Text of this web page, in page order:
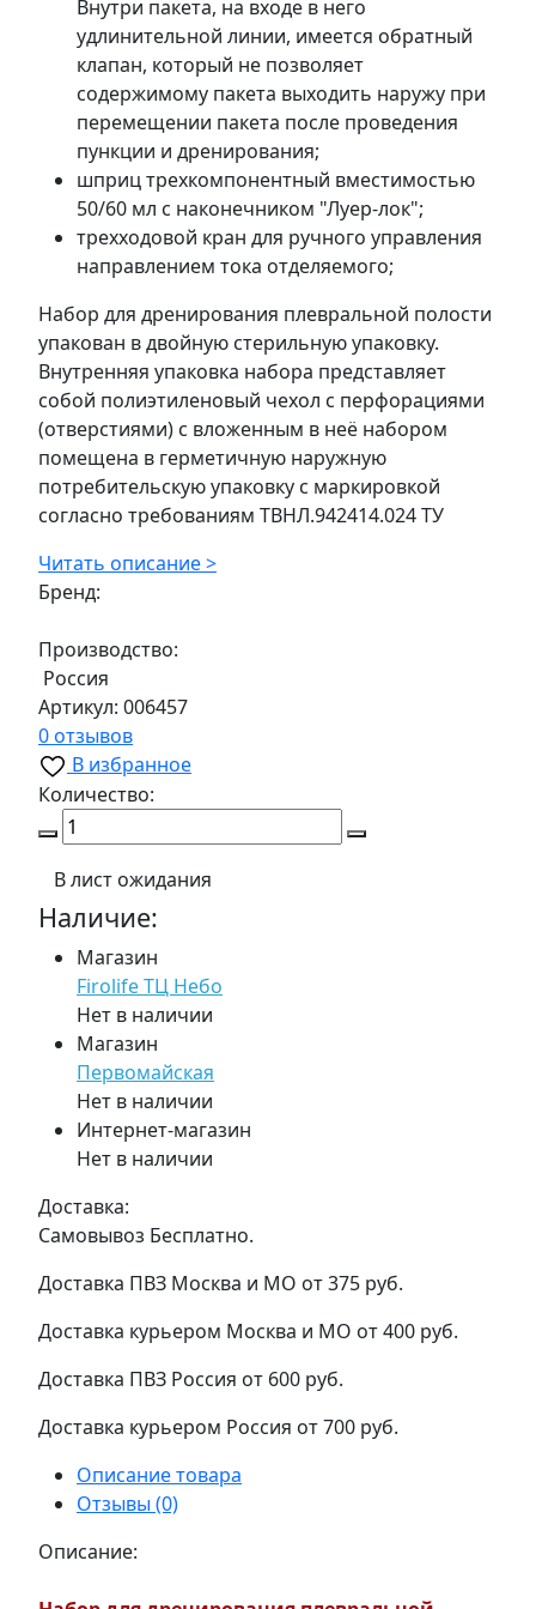
Внутри пакета, на входе в него
удлинительной линии, имеется обратный
клапан, который не позволяет
содержимому пакета выходить наружу при
перемещении пакета после проведения
пункции и дренирования;
шприц трехкомпонентный вместимостью
50/60 мл с наконечником "Луер-лок";
трехходовой кран для ручного управления
направлением тока отделяемого;
Набор для дренирования плевральной полости
упакован в двойную стерильную упаковку.
Внутренняя упаковка набора представляет
собой полиэтиленовый чехол с перфорациями
(отверстиями) с вложенным в неё набором
помещена в герметичную наружную
потребительскую упаковку с маркировкой
согласно требованиям ТВНЛ.942414.024 ТУ
Читать описание >
Бренд:
Производство:
Россия
Артикул: 006457
0 отзывов
В избранное
Количество:
В лист ожидания
Наличие:
Магазин
Firolife ТЦ Небо
Нет в наличии
Магазин
Первомайская
Нет в наличии
Интернет-магазин
Нет в наличии
Доставка:
Самовывоз Бесплатно.
Доставка ПВЗ Москва и МО от 375 руб.
Доставка курьером Москва и МО от 400 руб.
Доставка ПВЗ Россия от 600 руб.
Доставка курьером Россия от 700 руб.
Описание товара
Отзывы (0)
Описание: